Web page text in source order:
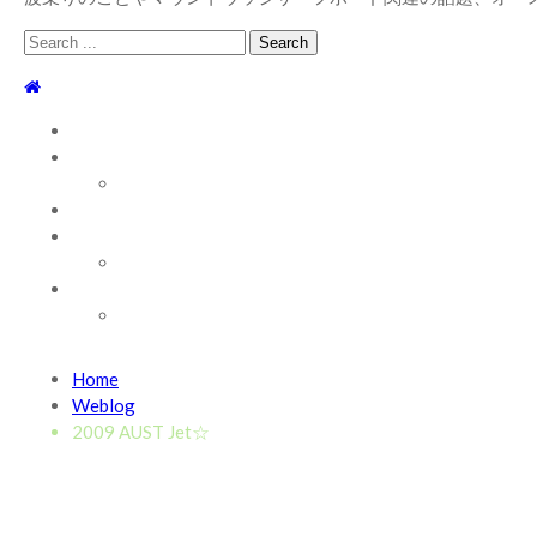
Search
2026/7/28 御前崎方面 よれ入ったダンパー多め
2026/6/4 静波 風弱く見た目よりできました
Home
Weblog
2009 AUST Jet☆